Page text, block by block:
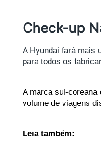
Check-up
A Hyundai fará mais
para todos os
A marca sul-coreana
volume de viagens
Leia também: